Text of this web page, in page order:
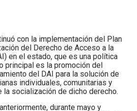
con la implementación del Plan
del Derecho de Acceso a la
en el estado, que es una política
principal es la promoción del
del DAI para la solución de
individuales, comunitarias y
la socialización de dicho derecho.
durante mayo y